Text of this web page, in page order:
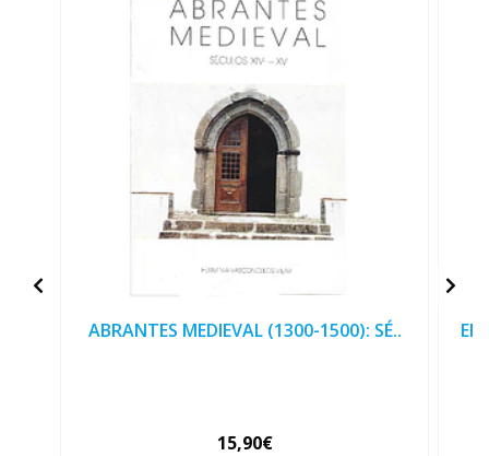
ABRANTES MEDIEVAL (1300-1500): SÉ..
15,90€